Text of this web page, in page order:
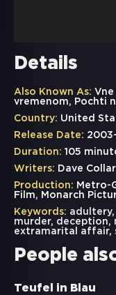
Details
Also Known As:
vremenom, Pochti
Country: United
Release Date:
Duration: 105
Writers: Dave
Production: Metro-
Film, Monarch
Keywords: adultery,
murder, deception,
extramarital affair,
People
Teufel in Blau